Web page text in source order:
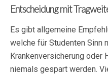
Entscheidung mit
Es gibt allgemeine
welche für Studenten Sinn
Krankenversicherung
niemals gespart werden.